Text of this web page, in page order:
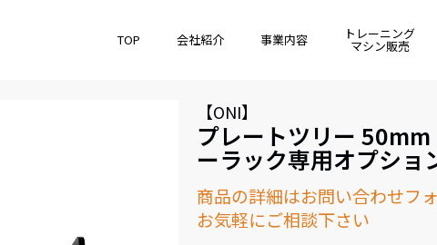
TOP 会社紹介 事業内容 トレーニング
マシン販売
【ONI】
プレートツリー
ーラック専用オプショ
商品の詳細はお問い合わせフ
お気軽にご相談下さい